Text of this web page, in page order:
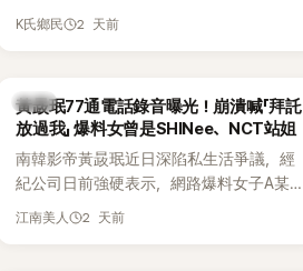
團不同，她們以濃厚的Hip-Hop元素、自
的音樂風格，在海外尤其是歐美市場累積
不少人氣，逐漸成為第五代女團中極具辨
識度的新生代代表之一。
K氏鄉民 2 天前
韓星
黃晸珉77通電話錄音曝光！崩潰喊「拜託
放過我」 爆料女曾是SHINee、NCT站姐
南韓影帝黃晸珉近日深陷私生活爭議，經
紀公司日前強硬表示，網路爆料女子A某涉
嫌長期跟蹤黃晸珉，已正式採取法律行
江南美人 2 天前